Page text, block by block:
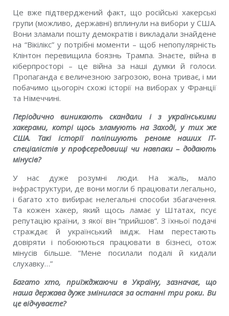
Це вже пiдтверджений факт, що росiйськi хакерськi
групи (можливо, державнi) вплинули на вибори у США.
Вони зламали пошту демократiв i викладали знайдене
на “Вiкiлiкс” у потрiбнi моменти – щоб непопулярнiсть
Клiнтон перевищила боязнь Трампа. Знаєте, вiйна в
кiберпросторi – це вiйна за нашi думки й голоси.
Пропаганда є величезною загрозою, вона триває, i ми
побачимо цьогорiч схожi iсторiї на виборах у Францiї
та Нiмеччинi.
Перiодично виникають скандали i з українськими
хакерами, котрi щось зламують на Заходi, у тих же
США. Такi iсторiї полiпшують реноме наших IT-
спецiалiстiв у профсередовищi чи навпаки – додають
мiнусiв?
У нас дуже розумнi люди. На жаль, мало
iнфраструктури, де вони могли б працювати легально,
i багато хто вибирає нелегальнi способи збагачення.
Та кожен хакер, який щось ламає у Штатах, псує
репутацiю країни, з якої вiн “прийшов”. З їхньої подачi
страждає й український iмiдж. Нам перестають
довiряти i побоюються працювати в бiзнесi, отож
мiнусiв бiльше. “Мене посилали подалі й кидали
слухавку…”
Багато хто, приїжджаючи в Україну, зазначає, що
наша держава дуже змiнилася за останнi три роки. Ви
це вiдчуваєте?